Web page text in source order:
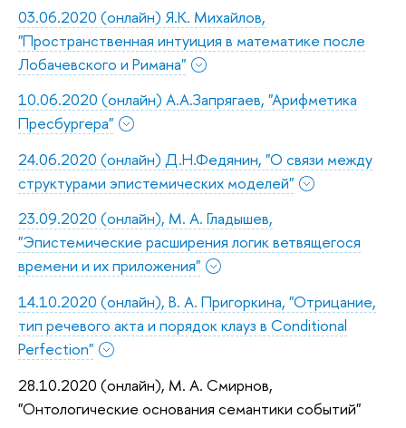
03.06.2020 (онлайн) Я.К. Михайлов,
"Пространственная интуиция в математике после
Лобачевского и Римана"
10.06.2020 (онлайн) А.А.Запрягаев, "Арифметика
Пресбургера"
24.06.2020 (онлайн) Д.Н.Федянин, "О связи между
структурами эпистемических моделей"
23.09.2020 (онлайн), М. А. Гладышев,
"Эпистемические расширения логик ветвящегося
времени и их приложения"
14.10.2020 (онлайн), В. А. Пригоркина, "Отрицание,
тип речевого акта и порядок клауз в Conditional
Perfection"
28.10.2020 (онлайн), М. А. Смирнов,
"Онтологические основания семантики событий"